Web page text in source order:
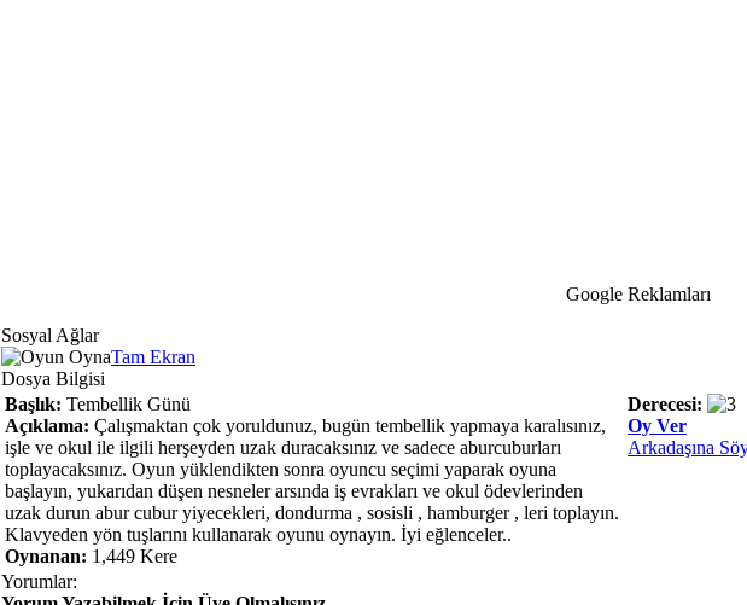
Google Reklamları
Sosyal Ağlar
Tam Ekran
Dosya Bilgisi
Başlık: Tembellik Günü
Açıklama: Çalışmaktan çok yoruldunuz, bugün tembellik yapmaya karalısınız,
işle ve okul ile ilgili herşeyden uzak duracaksınız ve sadece aburcuburları
toplayacaksınız. Oyun yüklendikten sonra oyuncu seçimi yaparak oyuna
başlayın, yukarıdan düşen nesneler arsında iş evrakları ve okul ödevlerinden
uzak durun abur cubur yiyecekleri, dondurma , sosisli , hamburger , leri toplayın.
Klavyeden yön tuşlarını kullanarak oyunu oynayın. İyi eğlenceler..
Oynanan: 1,449 Kere
Derecesi:
Oy Ver
Arkadaşına
Yorumlar: